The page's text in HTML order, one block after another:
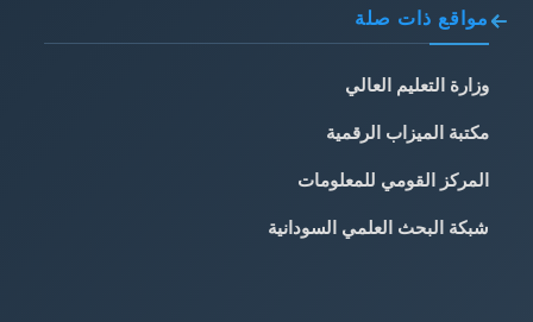
مواقع ذات صلة
وزارة التعليم العالي
مكتبة الميزاب الرقمية
المركز القومي للمعلومات
شبكة البحث العلمي السودانية